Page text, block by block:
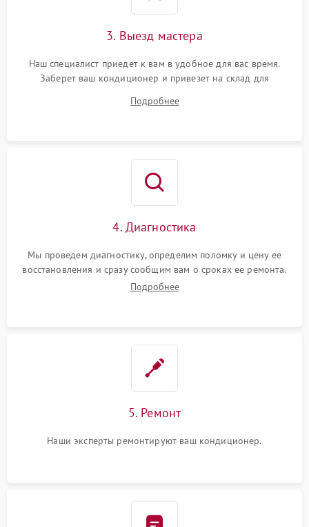
3. Выезд мастера
Наш специалист приедет к вам в удобное для вас время.
Заберет ваш кондиционер и привезет на склад для
Подробнее
4. Диагностика
Мы проведем диагностику, определим поломку и цену ее
восстановления и сразу сообщим вам о сроках ее ремонта.
Подробнее
5. Ремонт
Наши эксперты ремонтируют ваш кондиционер.